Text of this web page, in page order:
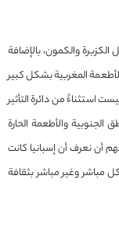
والكمون، بالإضافة
المغربية بشكل كبير
استثناءً من دائرة التأثير
والأطعمة الحارة
أن نعرف أن إسبانيا كانت
مباشر وغير مباشر بثقافة